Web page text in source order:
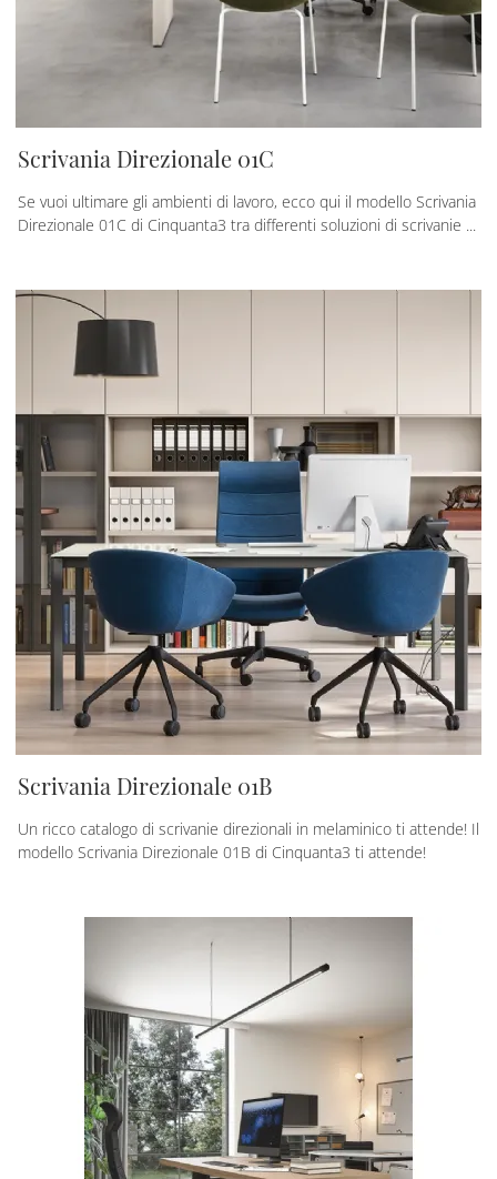
Scrivania Direzionale 01C
Se vuoi ultimare gli ambienti di lavoro, ecco qui il modello Scrivania
Direzionale 01C di Cinquanta3 tra differenti soluzioni di scrivanie ...
Scrivania Direzionale 01B
Un ricco catalogo di scrivanie direzionali in melaminico ti attende! Il
modello Scrivania Direzionale 01B di Cinquanta3 ti attende!